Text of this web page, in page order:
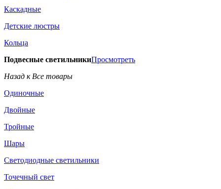
Каскадные
Детские люстры
Кольца
Подвесные светильникиПросмотреть
Назад к Все товары
Одиночные
Двойные
Тройные
Шары
Светодиодные светильники
Точечный свет